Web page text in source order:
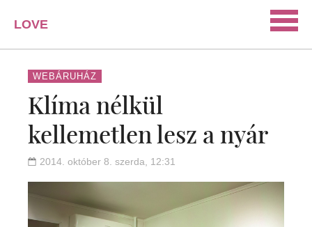
LOVE
PORTAL
SZERELEM
ISMERKEDÉS
PÁRKAPCSOLAT
HÁZASSÁG
KAPCSOLAT
WEBÁRUHÁZ
Klíma nélkül
kellemetlen lesz a nyár
2014. október 8. szerda, 12:31